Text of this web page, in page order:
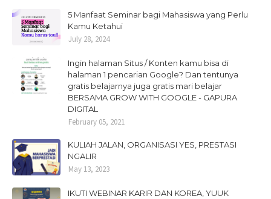
5 Manfaat Seminar bagi Mahasiswa yang Perlu
Kamu Ketahui
July 28, 2024
Ingin halaman Situs / Konten kamu bisa di
halaman 1 pencarian Google? Dan tentunya
gratis belajarnya juga gratis mari belajar
BERSAMA GROW WITH GOOGLE - GAPURA
DIGITAL
February 05, 2021
KULIAH JALAN, ORGANISASI YES, PRESTASI
NGALIR
May 13, 2023
IKUTI WEBINAR KARIR DAN KOREA, YUUK